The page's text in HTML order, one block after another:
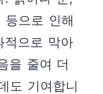
으로 인해
적으로 막아
을 줄여 더
도 기여합니